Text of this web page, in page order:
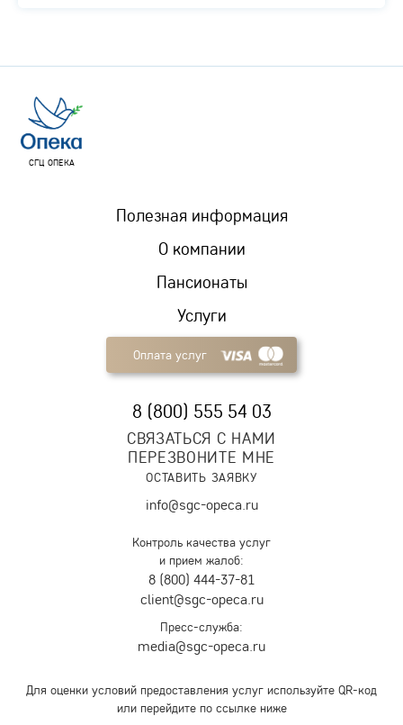
СГЦ ОПЕКА
Пансионаты
Услуги
Полезная информация
О компании
Оплата услуг
8 (800) 555 54 03
СВЯЗАТЬСЯ С НАМИ
ПЕРЕЗВОНИТЕ МНЕ
ОСТАВИТЬ ЗАЯВКУ
info@sgc-opeca.ru
Контроль качества услуг
и прием жалоб:
8 (800) 444-37-81
client@sgc-opeca.ru
Пресс-служба:
media@sgc-opeca.ru
Для оценки условий предоставления услуг используйте QR-код
или перейдите по ссылке ниже